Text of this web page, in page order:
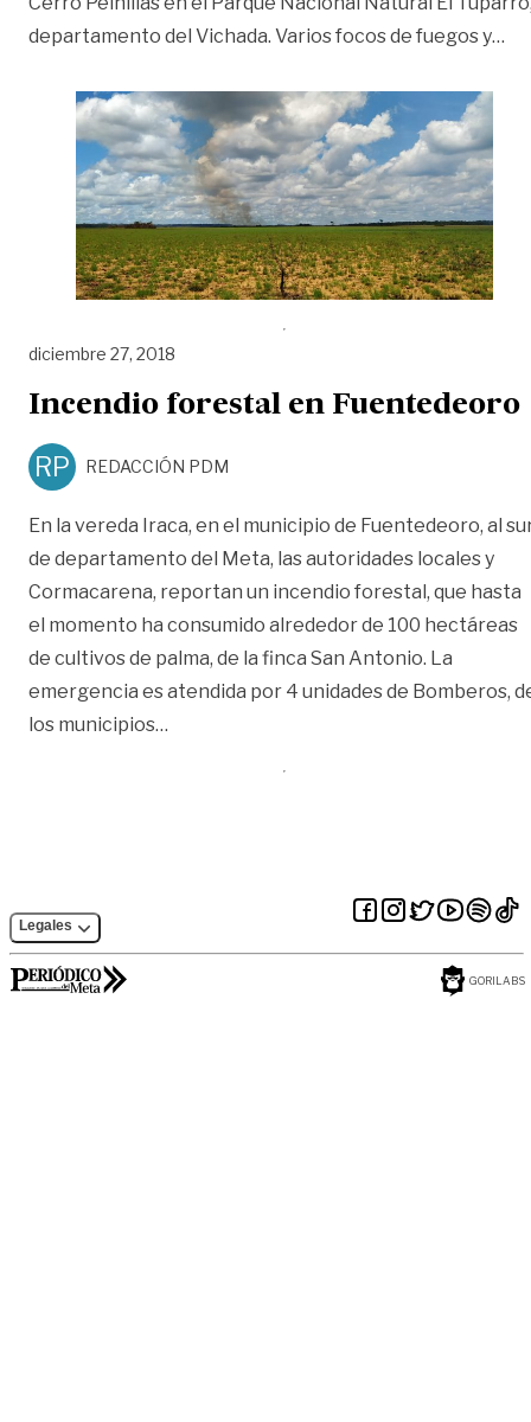
departamento del Vichada. Varios focos de fuegos y…
diciembre 27, 2018
Incendio forestal en Fuentedeoro
RP REDACCIÓN PDM
En la vereda Iraca, en el municipio de Fuentedeoro, al
de departamento del Meta, las autoridades locales y
Cormacarena, reportan un incendio forestal, que hasta
el momento ha consumido alrededor de 100 hectáreas
de cultivos de palma, de la finca San Antonio. La
emergencia es atendida por 4 unidades de Bomberos,
los municipios…
Legales
GORILABS